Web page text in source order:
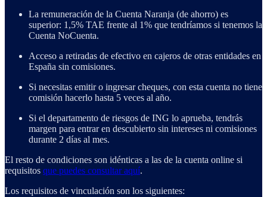
La remuneración de la Cuenta Naranja (de ahorro) es
superior: 1,5% TAE frente al 1% que tendríamos si tenemos la
Cuenta NoCuenta.
Acceso a retiradas de efectivo en cajeros de otras entidades en
España sin comisiones.
Si necesitas emitir o ingresar cheques, con esta cuenta no tiene
comisión hacerlo hasta 5 veces al año.
Si el departamento de riesgos de ING lo aprueba, tendrás
margen para entrar en descubierto sin intereses ni comisiones
durante 2 días al mes.
El resto de condiciones son idénticas a las de la cuenta online si
requisitos que puedes consultar aquí.
Los requisitos de vinculación son los siguientes: